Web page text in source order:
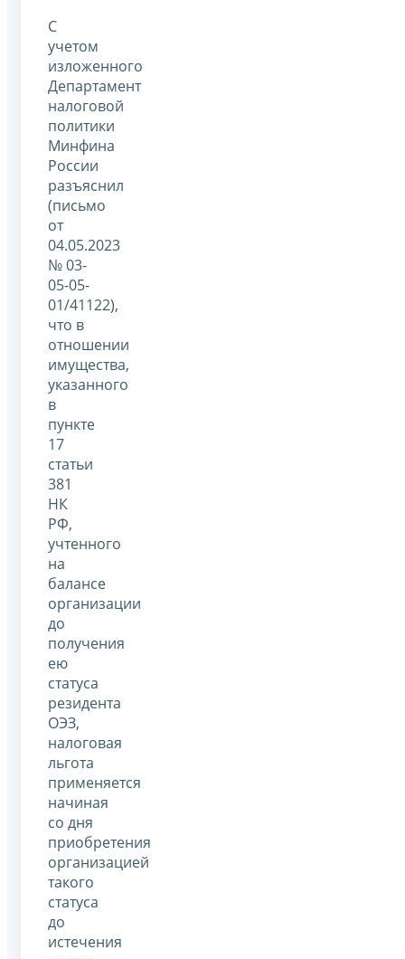
С
учетом
изложенного
Департамент
налоговой
политики
Минфина
России
разъяснил
(письмо
от
04.05.2023
№ 03-
05-05-
01/41122),
что в
отношении
имущества,
указанного
в
пункте
17
статьи
381
НК
РФ,
учтенного
на
балансе
организации
до
получения
ею
статуса
резидента
ОЭЗ,
налоговая
льгота
применяется
начиная
со дня
приобретения
организацией
такого
статуса
до
истечения